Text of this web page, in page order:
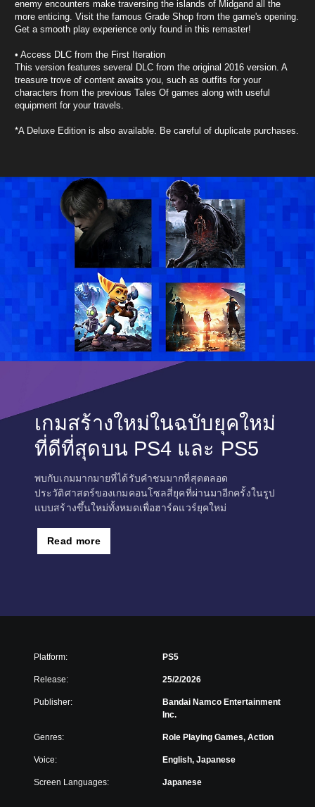
enemy encounters make traversing the islands of Midgand all the
more enticing. Visit the famous Grade Shop from the game's opening.
Get a smooth play experience only found in this remaster!
• Access DLC from the First Iteration
This version features several DLC from the original 2016 version. A
treasure trove of content awaits you, such as outfits for your
characters from the previous Tales Of games along with useful
equipment for your travels.
*A Deluxe Edition is also available. Be careful of duplicate purchases.
เกมสร้างใหม่ในฉบับยุคใหม่
ที่ดีที่สุดบน PS4 และ PS5
พบกับเกมมากมายที่ได้รับคำชมมากที่สุดตลอด
ประวัติศาสตร์ของเกมคอนโซลสี่ยุคที่ผ่านมาอีกครั้งในรูป
แบบสร้างขึ้นใหม่ทั้งหมดเพื่อฮาร์ดแวร์ยุคใหม่
Read more
Platform: PS5
Release: 25/2/2026
Publisher:
Bandai Namco Entertainment
Inc.
Genres: Role Playing Games, Action
Voice: English, Japanese
Screen Languages: Japanese